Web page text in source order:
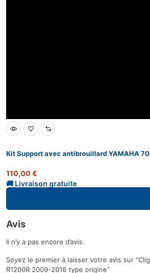
Kit Support avec antibrouillard YAMAHA
110,00 €
Avis
Il n’y a pas encore d’avis.
Soyez le premier à laisser votre avis sur
R1200R 2009-2016 type origine”